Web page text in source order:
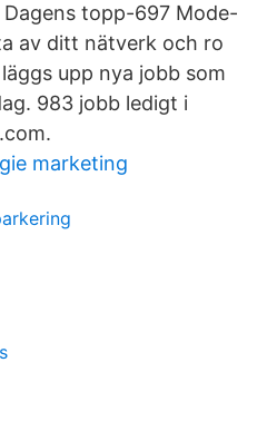
topp-697 Mode-
av ditt nätverk och ro
upp nya jobb som
983 jobb ledigt i
marketing